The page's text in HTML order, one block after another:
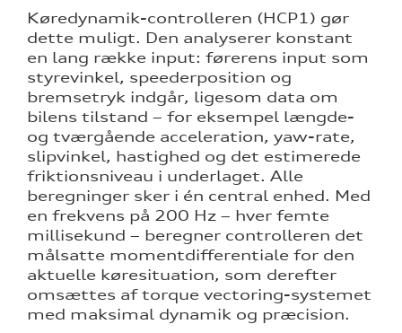
Køredynamik-controlleren (HCP1) gør
dette muligt. Den analyserer konstant
en lang række input: førerens input som
styrevinkel, speederposition og
bremsetryk indgår, ligesom data om
bilens tilstand – for eksempel længde-
og tværgående acceleration, yaw-rate,
slipvinkel, hastighed og det estimerede
friktionsniveau i underlaget. Alle
beregninger sker i én central enhed. Med
en frekvens på 200 Hz – hver femte
millisekund – beregner controlleren det
målsatte momentdifferentiale for den
aktuelle køresituation, som derefter
omsættes af torque vectoring-systemet
med maksimal dynamik og præcision.